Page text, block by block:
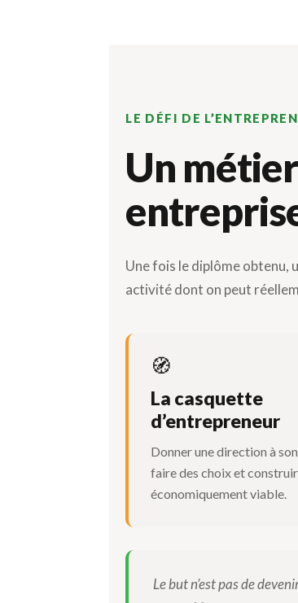
LE DÉFI DE
Un
Une fois le diplôme obtenu,
activité dont on peut
🧭
La casquette
d’entrepreneur
Donner une direction à
faire des choix et
économiquement viable.
Le but n’est pas de